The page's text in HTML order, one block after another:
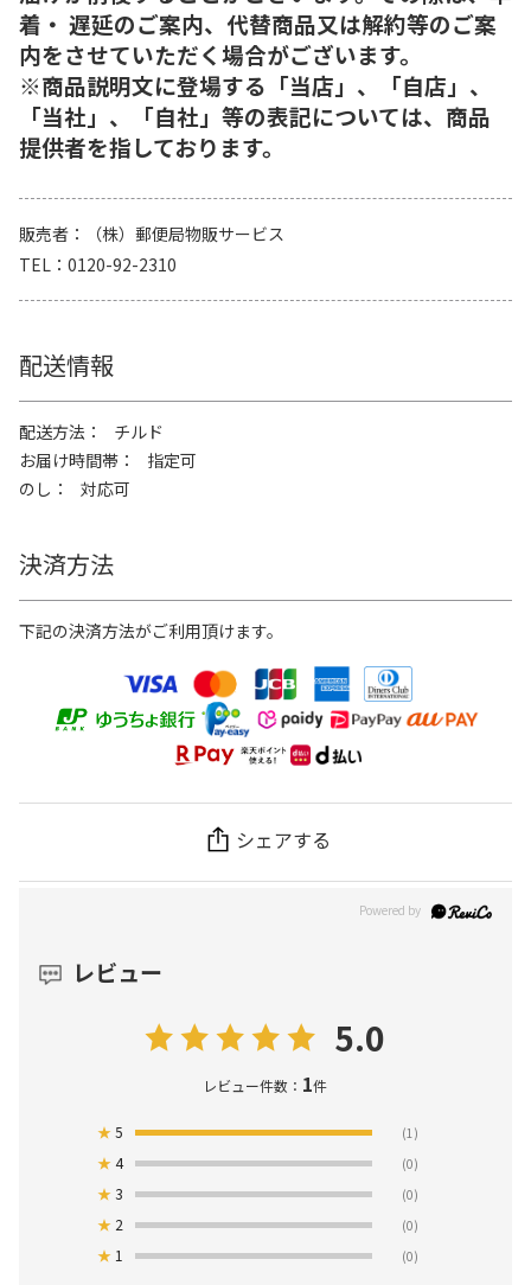
着・ 遅延のご案内、代替商品又は解約等のご案
内をさせていただく場合がございます。
※商品説明文に登場する「当店」、「自店」、
「当社」、「自社」等の表記については、商品
提供者を指しております。
販売者
（株）郵便局物販サービス
TEL
0120-92-2310
配送情報
配送方法
チルド
お届け時間帯
指定可
のし
対応可
決済方法
下記の決済方法がご利用頂けます。
シェアする
レビュー
5.0
レビュー件数： 1件
★5 (1)
★4 (0)
★3 (0)
★ 2 (0)
★ 1 (0)